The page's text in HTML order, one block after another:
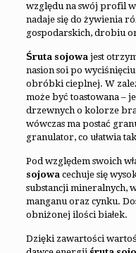
względu na swój profil
nadaje się do żywienia
gospodarskich, drobiu
Śruta sojowa jest
nasion soi po
obróbki cieplnej. W
może być toastowana –
drzewnych o kolorze
wówczas ma postać
granulator, co ułatwia
Pod względem swoich
sojowa cechuje się
substancji mineralnych,
manganu oraz cynku.
obniżonej ilości białek.
Dzięki zawartości